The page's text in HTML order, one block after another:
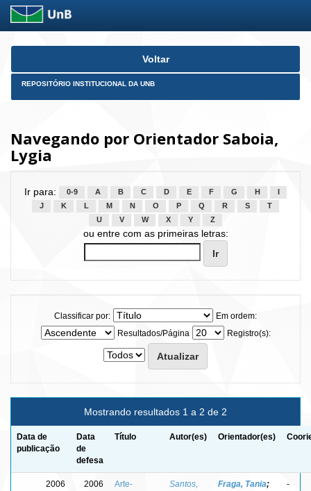
Skip
Voltar
REPOSITÓRIO INSTITUCIONAL DA UNB
Navegando por Orientador Saboia,
Lygia
Ir para: 0-9 A B C D E F G H
J
K L M N O P Q R S
T
U
V W X Y Z
ou entre com as primeiras letras:
Classificar por:
Em ordem:
Resultados/Página
Registro(s):
Mostrando resultados 1 a 2 de 2
Data de
publicação
Data
de
defesa
Título Autor(es) Orientador(es)
2006 2006
Arte-
Santos,
Fraga, Tania;
-